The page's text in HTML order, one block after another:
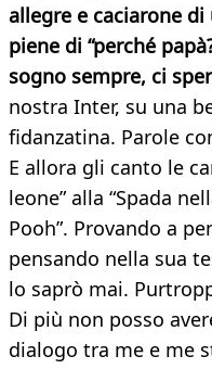
allegre e caciarone
piene di “perché
sogno sempre, ci
nostra Inter, su una
fidanzatina. Parole
E allora gli canto le
leone” alla “Spada
Pooh”. Provando a
pensando nella sua
lo saprò mai.
Di più non posso
dialogo tra me e me